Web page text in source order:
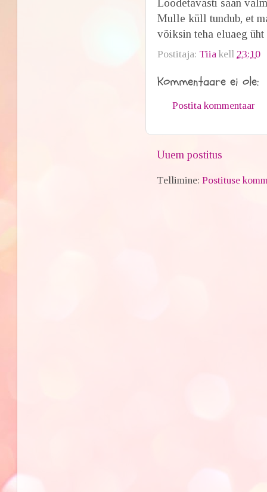
Loodetavasti saan
Mulle küll tundub, et
võiksin teha eluaeg
Postitaja: Tiia kell 23:10
Kommentaare ei ole:
Postita kommentaar
Uuem postitus
Tellimine:Postituse